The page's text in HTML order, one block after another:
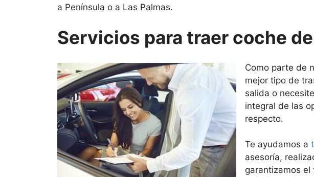
a Península o a Las Palmas.
Servicios para traer coche
Como parte de
mejor tipo de
salida o
integral de las
respecto.
Te ayudamos a
asesoría,
garantizamos